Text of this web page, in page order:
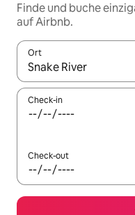
Finde und buche
auf Airbnb.
Ort
Wenn Ergebnisse
Check-in
Check-out